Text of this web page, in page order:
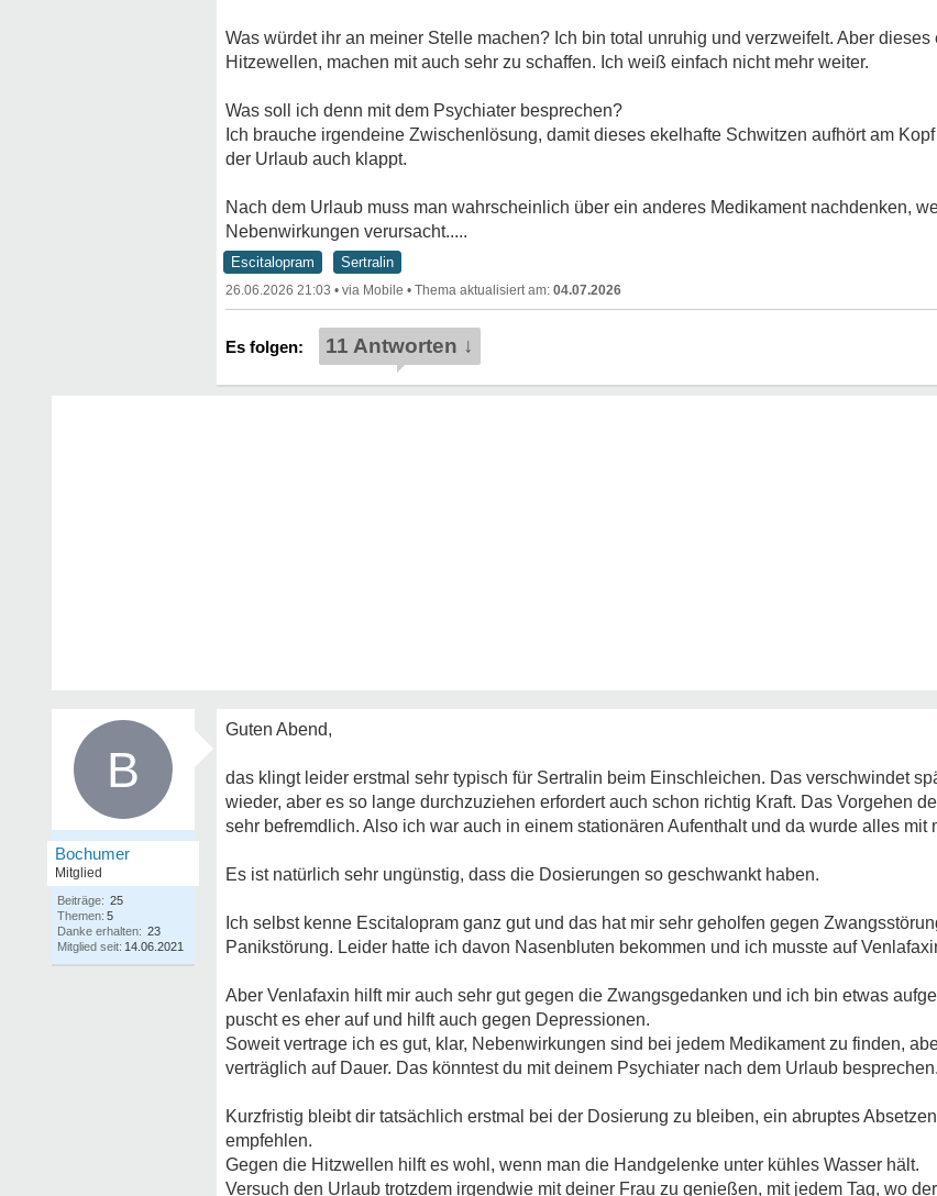
Was würdet ihr an meiner Stelle machen? Ich bin total unruhig und verzweifelt. Aber
Hitzewellen, machen mit auch sehr zu schaffen. Ich weiß einfach nicht mehr weiter.
Was soll ich denn mit dem Psychiater besprechen?
Ich brauche irgendeine Zwischenlösung, damit dieses ekelhafte Schwitzen aufhört am
der Urlaub auch klappt.
Nach dem Urlaub muss man wahrscheinlich über ein anderes Medikament nachdenken,
Nebenwirkungen verursacht.....
Escitalopram Sertralin
26.06.2026 21:03 • • 04.07.2026
11 Antworten ↓
B
Bochumer
Mitglied
Beiträge: 25
Themen: 5
Danke erhalten: 23
Mitglied seit: 14.06.2021
Guten Abend,
das klingt leider erstmal sehr typisch für Sertralin beim Einschleichen. Das verschwindet
wieder, aber es so lange durchzuziehen erfordert auch schon richtig Kraft. Das Vorgehen
sehr befremdlich. Also ich war auch in einem stationären Aufenthalt und da wurde alles mit
Es ist natürlich sehr ungünstig, dass die Dosierungen so geschwankt haben.
Ich selbst kenne Escitalopram ganz gut und das hat mir sehr geholfen gegen
Panikstörung. Leider hatte ich davon Nasenbluten bekommen und ich musste auf
Aber Venlafaxin hilft mir auch sehr gut gegen die Zwangsgedanken und ich bin etwas
puscht es eher auf und hilft auch gegen Depressionen.
Soweit vertrage ich es gut, klar, Nebenwirkungen sind bei jedem Medikament zu finden,
verträglich auf Dauer. Das könntest du mit deinem Psychiater nach dem Urlaub besprechen.
Kurzfristig bleibt dir tatsächlich erstmal bei der Dosierung zu bleiben, ein abruptes
empfehlen.
Gegen die Hitzwellen hilft es wohl, wenn man die Handgelenke unter kühles Wasser hält.
Versuch den Urlaub trotzdem irgendwie mit deiner Frau zu genießen, mit jedem Tag, wo